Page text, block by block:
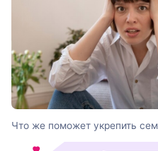
Что же поможет укрепить